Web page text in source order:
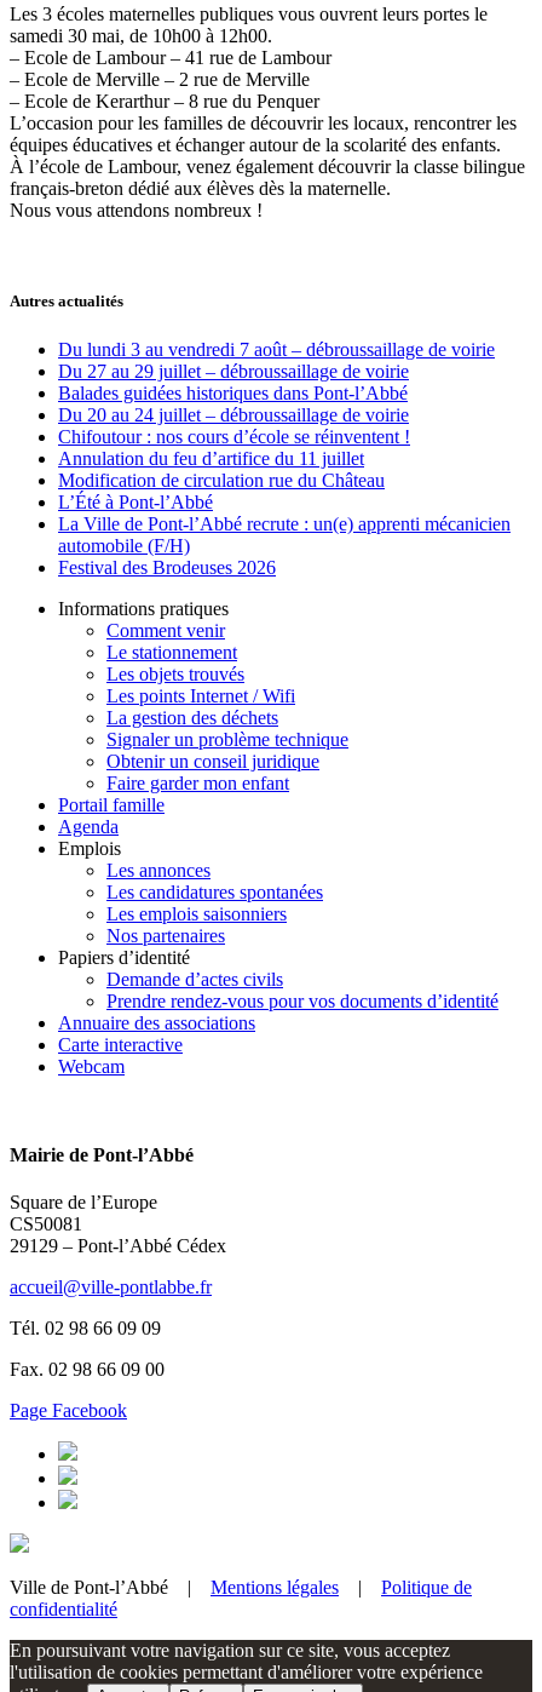
Les 3 écoles maternelles publiques vous ouvrent leurs portes le
samedi 30 mai, de 10h00 à 12h00.
– Ecole de Lambour – 41 rue de Lambour
– Ecole de Merville – 2 rue de Merville
– Ecole de Kerarthur – 8 rue du Penquer
L’occasion pour les familles de découvrir les locaux, rencontrer les
équipes éducatives et échanger autour de la scolarité des enfants.
À l’école de Lambour, venez également découvrir la classe bilingue
français-breton dédié aux élèves dès la maternelle.
Nous vous attendons nombreux !
Autres actualités
Du lundi 3 au vendredi 7 août – débroussaillage de voirie
Du 27 au 29 juillet – débroussaillage de voirie
Balades guidées historiques dans Pont-l’Abbé
Du 20 au 24 juillet – débroussaillage de voirie
Chifoutour : nos cours d’école se réinventent !
Annulation du feu d’artifice du 11 juillet
Modification de circulation rue du Château
L’Été à Pont-l’Abbé
La Ville de Pont-l’Abbé recrute : un(e) apprenti mécanicien
automobile (F/H)
Festival des Brodeuses 2026
Informations pratiques
Comment venir
Le stationnement
Les objets trouvés
Les points Internet / Wifi
La gestion des déchets
Signaler un problème technique
Obtenir un conseil juridique
Faire garder mon enfant
Portail famille
Agenda
Emplois
Les annonces
Les candidatures spontanées
Les emplois saisonniers
Nos partenaires
Papiers d’identité
Demande d’actes civils
Prendre rendez-vous pour vos documents d’identité
Annuaire des associations
Carte interactive
Webcam
Mairie de Pont-l’Abbé
Square de l’Europe
CS50081
29129 – Pont-l’Abbé Cédex
accueil@ville-pontlabbe.fr
Tél. 02 98 66 09 09
Fax. 02 98 66 09 00
Page Facebook
Ville de Pont-l’Abbé | Mentions légales | Politique de
confidentialité
En poursuivant votre navigation sur ce site, vous acceptez
l'utilisation de cookies permettant d'améliorer votre expérience